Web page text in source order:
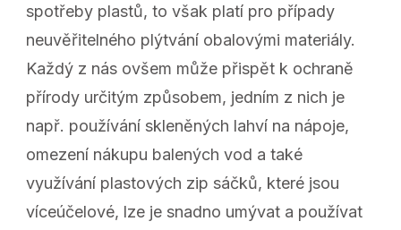
spotřeby plastů, to však platí pro případy
neuvěřitelného plýtvání obalovými materiály.
Každý z nás ovšem může přispět k ochraně
přírody určitým způsobem, jedním z nich je
např. používání skleněných lahví na nápoje,
omezení nákupu balených vod a také
využívání plastových zip sáčků, které jsou
víceúčelové, lze je snadno umývat a používat